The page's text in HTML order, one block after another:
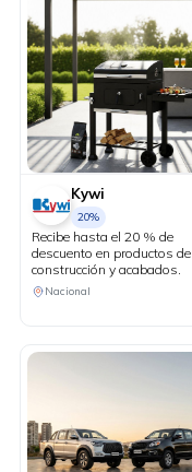
Kywi
20%
Recibe hasta el 20 % de
descuento en productos de
construcción y acabados.
Nacional